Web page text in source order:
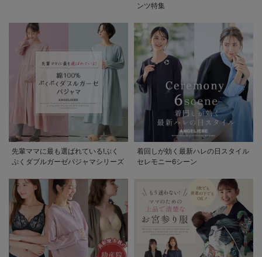
ンツ特集
先輩ママに最も選ばれている!ぷく
ぷくダブルガーゼパジャマシリーズ
着回しが効く最新ハレの日スタイル
セレモニー6シーン